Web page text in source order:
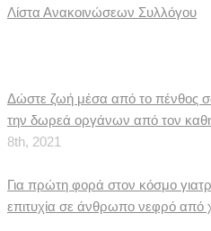
Λίστα Ανακοινώσεων Συλλόγου
Δώστε ζωή μέσα από το πένθος
την δωρεά οργάνων από τον
8th, 2021
Για πρώτη φορά στον κόσμο
επιτυχία σε άνθρωπο νεφρό από